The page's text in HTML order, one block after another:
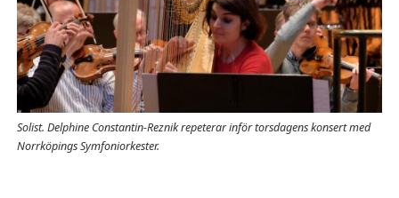
Solist. Delphine Constantin-Reznik repeterar inför torsdagens konsert med
Norrköpings Symfoniorkester.